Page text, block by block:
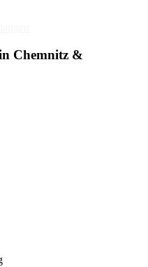
Chemnitz &